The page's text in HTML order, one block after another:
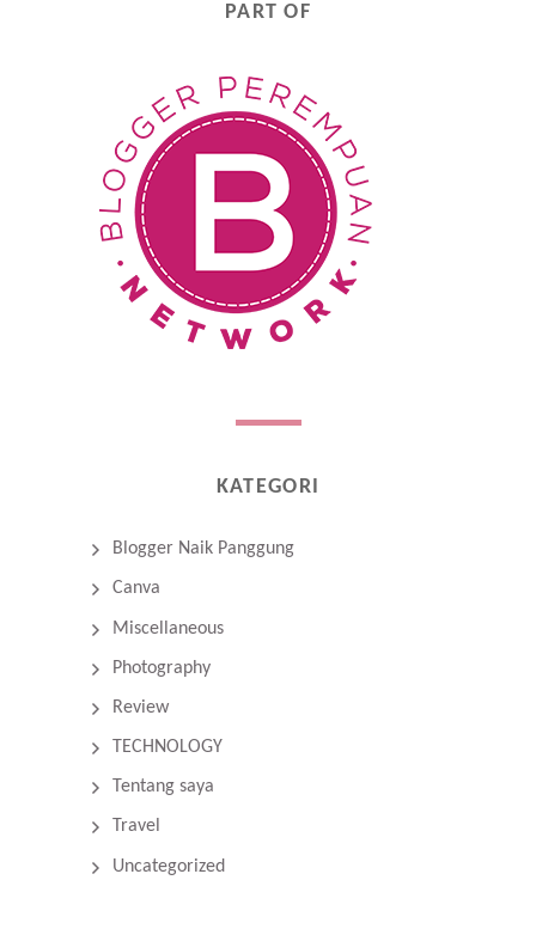
PART OF
KATEGORI
Blogger Naik Panggung
Canva
Miscellaneous
Photography
Review
TECHNOLOGY
Tentang saya
Travel
Uncategorized